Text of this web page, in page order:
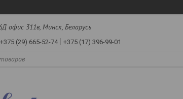
офис 311в, Минск, Беларусь
+375 (29) 665-52-74 +375 (17) 396-99-01